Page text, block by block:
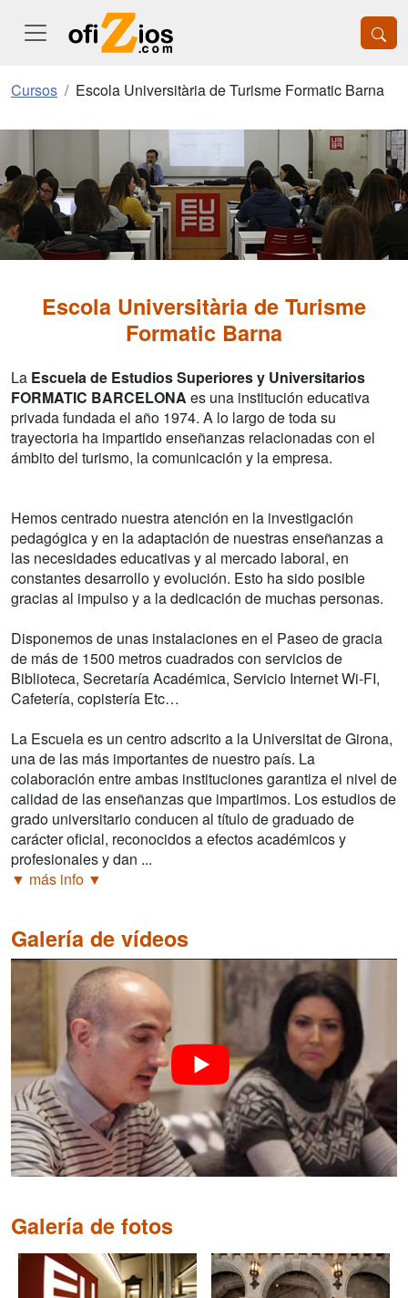
Cursos Escola Universitària de Turisme Formatic Barna
Escola Universitària de Turisme
Formatic Barna
La Escuela de Estudios Superiores y Universitarios
FORMATIC BARCELONA es una institución educativa
privada fundada el año 1974. A lo largo de toda su
trayectoria ha impartido enseñanzas relacionadas con el
ámbito del turismo, la comunicación y la empresa.
Hemos centrado nuestra atención en la investigación
pedagógica y en la adaptación de nuestras enseñanzas a
las necesidades educativas y al mercado laboral, en
constantes desarrollo y evolución. Esto ha sido posible
gracias al impulso y a la dedicación de muchas personas.
Disponemos de unas instalaciones en el Paseo de gracia
de más de 1500 metros cuadrados con servicios de
Biblioteca, Secretaría Académica, Servicio Internet Wi-FI,
Cafetería, copistería Etc…
La Escuela es un centro adscrito a la Universitat de Girona,
una de las más importantes de nuestro país. La
colaboración entre ambas instituciones garantiza el nivel de
calidad de las enseñanzas que impartimos. Los estudios de
grado universitario conducen al título de graduado de
carácter oficial, reconocidos a efectos académicos y
profesionales y dan ...
▼ más info ▼
Galería de vídeos
Galería de fotos